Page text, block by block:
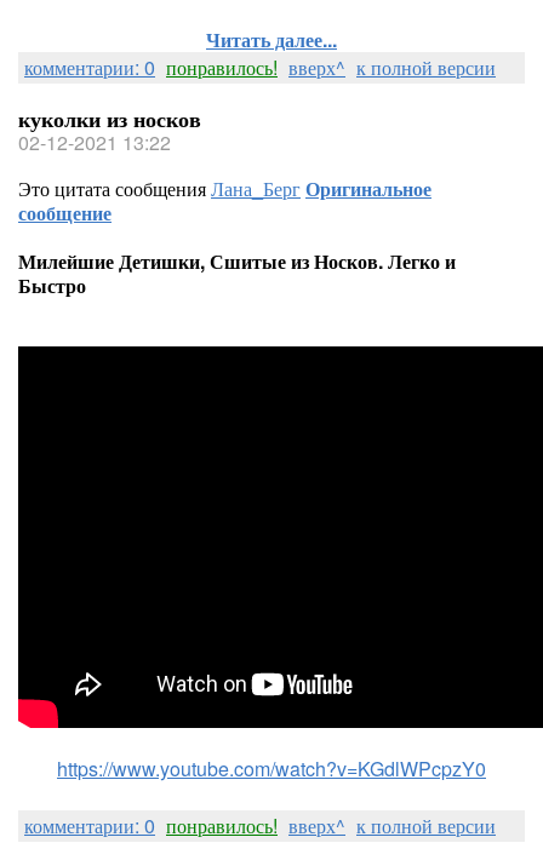
Читать далее...
комментарии: 0 понравилось! вверх^ к полной версии
куколки из носков
02-12-2021 13:22
Это цитата сообщенияЛана_БергОригинальное
сообщение
Милейшие Детишки, Сшитые из Носков. Легко и
Быстро
https://www.youtube.com/watch?v=KGdlWPcpzY0
комментарии: 0 понравилось! вверх^ к полной версии